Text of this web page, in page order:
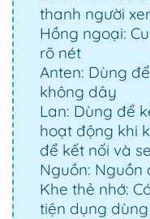
thanh người
Hồng ngoại:
rõ nét
Anten: Dùng
không dây
Lan: Dùng để
hoạt động khi
để kết nối và
Nguồn: Nguồn
Khe thẻ nhớ:
tiện dụng